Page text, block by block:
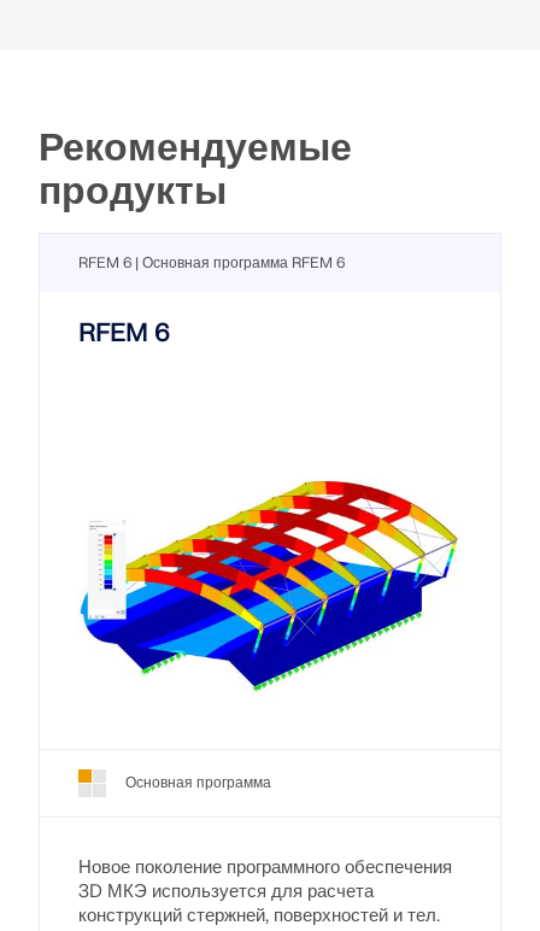
Рекомендуемые
продукты
RFEM 6 | Основная программа RFEM 6
RFEM 6
Основная программа
Новое поколение программного обеспечения
3D МКЭ используется для расчета
конструкций стержней, поверхностей и тел.